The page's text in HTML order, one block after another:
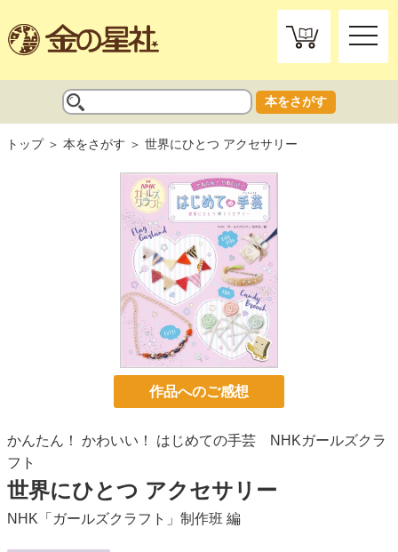
toggle
本をさがす
トップ 本をさがす 世界にひとつ アクセサリー
作品へのご感想
かんたん！ かわいい！ はじめての手芸 NHKガールズクラ
フト
世界にひとつ アクセサリー
NHK「ガールズクラフト」制作班 編